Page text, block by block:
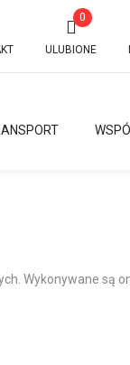
0
ULUBIONE
Wykonywane są